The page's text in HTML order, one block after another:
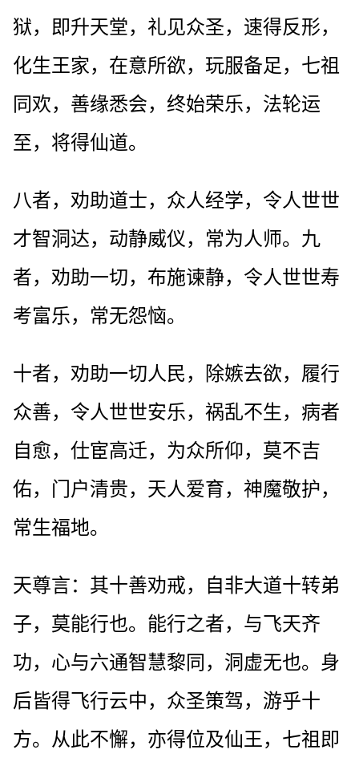
狱，即升天堂，礼见众圣，速得反形，
化生王家，在意所欲，玩服备足，七祖
同欢，善缘悉会，终始荣乐，法轮运
至，将得仙道。
八者，劝助道士，众人经学，令人世世
才智洞达，动静威仪，常为人师。九
者，劝助一切，布施谏静，令人世世寿
考富乐，常无怨恼。
十者，劝助一切人民，除嫉去欲，履行
众善，令人世世安乐，祸乱不生，病者
自愈，仕宦高迁，为众所仰，莫不吉
佑，门户清贵，天人爱育，神魔敬护，
常生福地。
天尊言：其十善劝戒，自非大道十转弟
子，莫能行也。能行之者，与飞天齐
功，心与六通智慧黎同，洞虚无也。身
后皆得飞行云中，众圣策驾，游乎十
方。从此不懈，亦得位及仙王，七祖即